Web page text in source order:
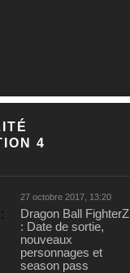
4
27 octobre 2017, 13:20
Dragon Ball FighterZ
: Date de sortie,
nouveaux
personnages et
season pass